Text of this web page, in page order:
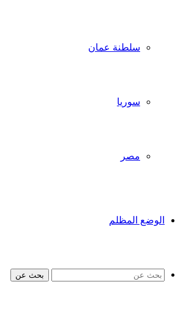
سلطنة عمان
سوريا
مصر
الوضع المظلم
بحث عن